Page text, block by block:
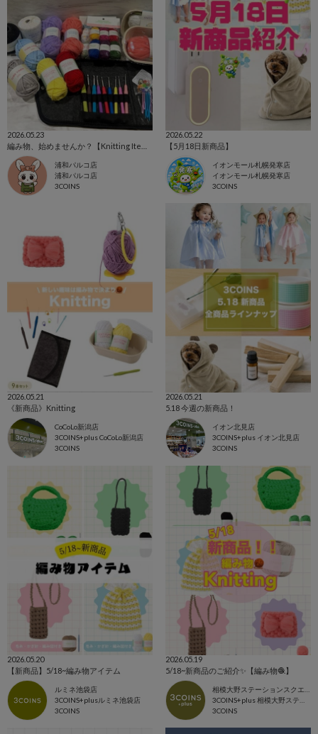
2026.05.23
浦和パルコ店
浦和パルコ店
3COINS
2026.05.22
【5月18日新商品】
イオンモール札幌発寒店
イオンモール札幌発寒店
3COINS
2026.05.21
《新商品》Knitting
CoCoLo新潟店
3COINS+plus CoCoLo新潟店
3COINS
2026.05.21
5.18 今週の新商品！
イオン北見店
3COINS+plus イオン北見店
3COINS
2026.05.20
【新商品】5/18~編み物アイテム
ルミネ池袋店
3COINS+plusルミネ池袋店
3COINS
2026.05.19
5/18~新商品のご紹介✨【編み物🧶】
3COINS